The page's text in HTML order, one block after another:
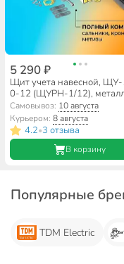
5 290 ₽
Щит учета навесной,
0-12 (ЩУРН-1/12),
Electric, 12 модулей,
39.5х31х16.5 см, IP66,
0100
Самовывоз: 10 августа
Курьером:8 августа
4.2•3 отзыва
В корзину
Популярные
TDM Electric